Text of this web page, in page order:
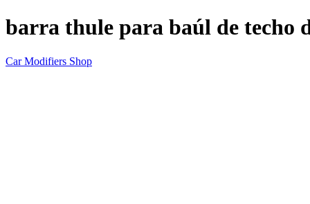
barra thule para baúl de techo
Car Modifiers Shop